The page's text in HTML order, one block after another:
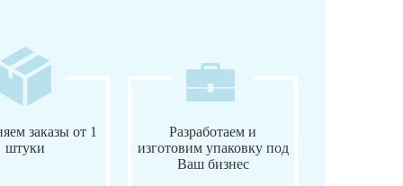
заказы от 1
штуки
Разработаем и
изготовим упаковку под
Ваш бизнес